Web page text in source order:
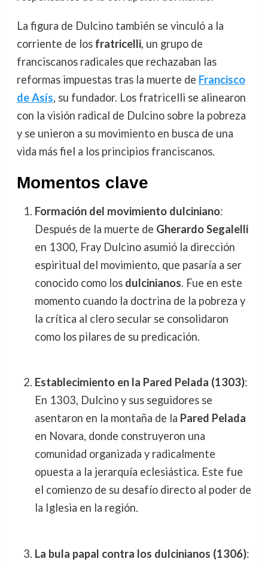
La figura de Dulcino también se vinculó a la
corriente de los fratricelli, un grupo de
franciscanos radicales que rechazaban las
reformas impuestas tras la muerte de Francisco
de Asís, su fundador. Los fratricelli se alinearon
con la visión radical de Dulcino sobre la pobreza
y se unieron a su movimiento en busca de una
vida más fiel a los principios franciscanos.
Momentos clave
Formación del movimiento dulciniano:
Después de la muerte de Gherardo Segalelli
en 1300, Fray Dulcino asumió la dirección
espiritual del movimiento, que pasaría a ser
conocido como los dulcinianos. Fue en este
momento cuando la doctrina de la pobreza y
la crítica al clero secular se consolidaron
como los pilares de su predicación.
Establecimiento en la Pared Pelada (1303):
En 1303, Dulcino y sus seguidores se
asentaron en la montaña de la Pared Pelada
en Novara, donde construyeron una
comunidad organizada y radicalmente
opuesta a la jerarquía eclesiástica. Este fue
el comienzo de su desafío directo al poder de
la Iglesia en la región.
La bula papal contra los dulcinianos (1306):